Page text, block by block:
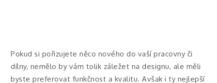
Pokud si pořizujete něco nového do vaší pracovny či
dílny, nemělo by vám tolik záležet na designu, ale měli
byste preferovat funkčnost a kvalitu. Avšak i ty nejlepší